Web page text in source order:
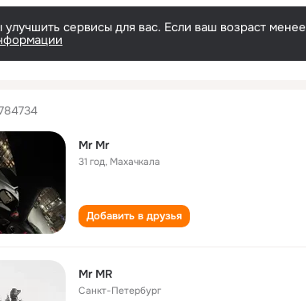
сервисы для вас. Если ваш возраст
Mr Mr
31 год, Махачкала
Добавить в друзья
Mr MR
Санкт-Петербург